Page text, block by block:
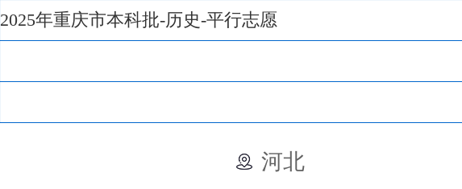
2025年重庆市本科批-历史-平行志愿
河北